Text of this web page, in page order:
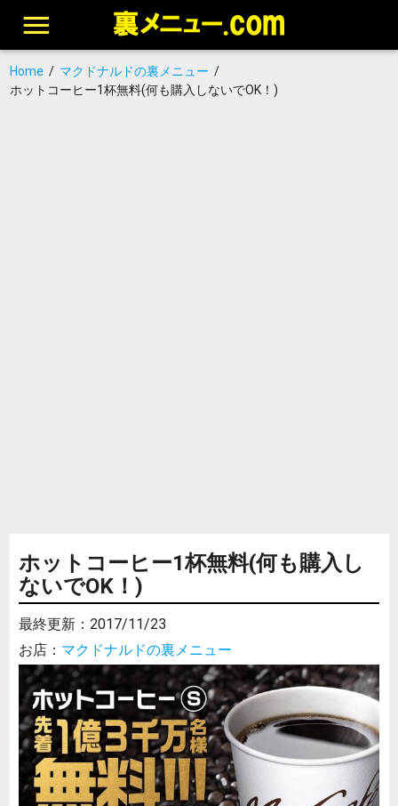
Home/ マクドナルドの裏メニュー /
ホットコーヒー1杯無料(何も購入しないでOK！)
ホットコーヒー1杯無料(何も購入し
ないでOK！)
最終更新： 2017/11/23
お店： マクドナルドの裏メニュー